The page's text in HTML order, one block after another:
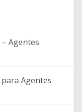
Agentes
Agentes